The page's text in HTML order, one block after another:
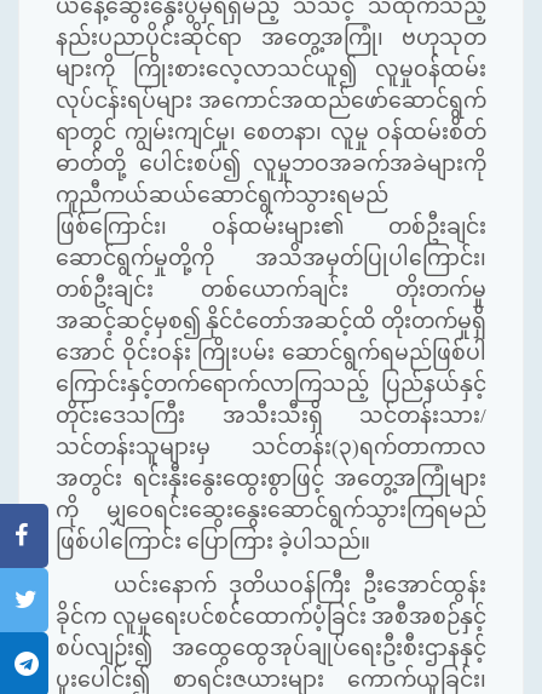
ယနေ့ဆွေးနွေးပွဲမှရရှိမည့် သိသင့် သိထိုက်သည့်
နည်းပညာပိုင်းဆိုင်ရာ အတွေ့အကြုံ၊ ဗဟုသုတ
များကို ကြိုးစားလေ့လာသင်ယူ၍ လူမှုဝန်ထမ်း
လုပ်ငန်းရပ်များ အကောင်အထည်ဖော်ဆောင်ရွက်
ရာတွင် ကျွမ်းကျင်မှု၊ စေတနာ၊ လူမှု ဝန်ထမ်းစိတ်
ဓာတ်တို့ ပေါင်းစပ်၍ လူမှုဘဝအခက်အခဲများကို
ကူညီကယ်ဆယ်ဆောင်ရွက်သွားရမည်
ဖြစ်ကြောင်း၊ ဝန်ထမ်းများ၏ တစ်ဦးချင်း
ဆောင်ရွက်မှုတို့ကို အသိအမှတ်ပြုပါကြောင်း၊
တစ်ဦးချင်း တစ်ယောက်ချင်း တိုးတက်မှု
အဆင့်ဆင့်မှစ၍ နိုင်ငံတော်အဆင့်ထိ တိုးတက်မှုရှိ
အောင် ဝိုင်းဝန်း ကြိုးပမ်း ဆောင်ရွက်ရမည်ဖြစ်ပါ
ကြောင်းနှင့်တက်ရောက်လာကြသည့် ပြည်နယ်နှင့်
တိုင်းဒေသကြီး အသီးသီးရှိ သင်တန်းသား/
သင်တန်းသူများမှ သင်တန်း(၃)ရက်တာကာလ
အတွင်း ရင်းနှီးနွေးထွေးစွာဖြင့် အတွေ့အကြုံများ
ကို မျှဝေရင်းဆွေးနွေးဆောင်ရွက်သွားကြရမည်
ဖြစ်ပါကြောင်း ပြောကြား ခဲ့ပါသည်။
ယင်းနောက် ဒုတိယဝန်ကြီး ဦးအောင်ထွန်း
ခိုင်က လူမှုရေးပင်စင်ထောက်ပံ့ခြင်း အစီအစဉ်နှင့်
စပ်လျဉ်း၍ အထွေထွေအုပ်ချုပ်ရေးဦးစီးဌာနနှင့်
ပူးပေါင်း၍ စာရင်းဇယားများ ကောက်ယူခြင်း၊